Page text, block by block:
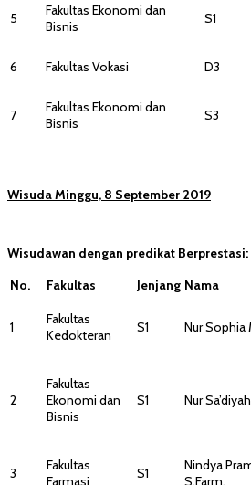
5
Fakultas Ekonomi dan
Bisnis
S1
6 Fakultas Vokasi D3
7
Fakultas Ekonomi dan
Bisnis
S3
Wisuda Minggu, 8 September 2019
Wisudawan dengan predikat Berprestasi:
No.
Fakultas Jenjang Nama
1
Fakultas
Kedokteran
S1 Nur Sophia
2
Fakultas
Ekonomi dan
Bisnis
S1 Nur
3
Fakultas
Farmasi
S1
Nindya
S.Farm.